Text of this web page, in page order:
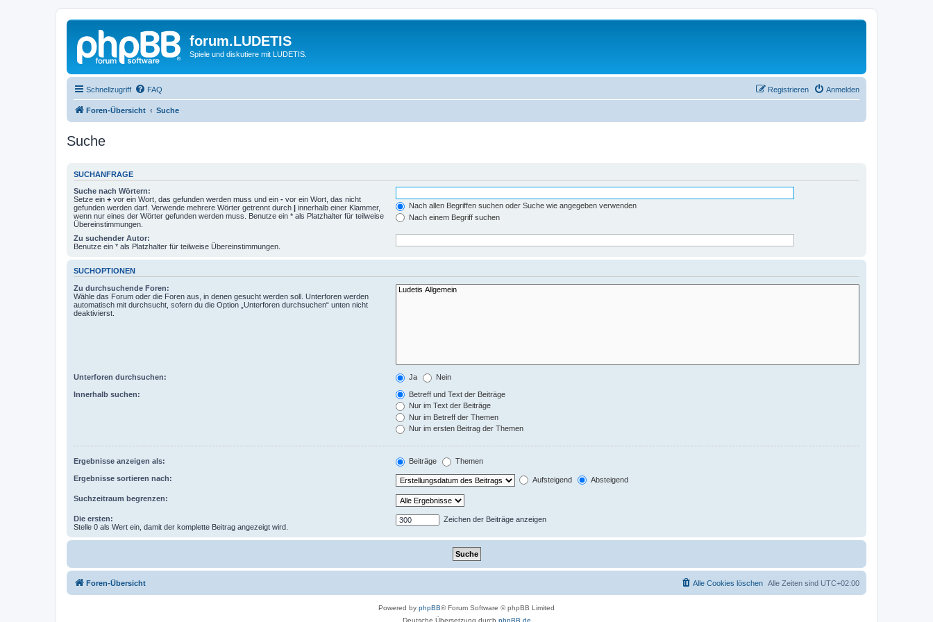
forum.LUDETIS
Spiele und diskutiere mit LUDETIS.
Schnellzugriff FAQ Anmelden
Registrieren
Foren-Übersicht Suche
Suche
SUCHANFRAGE
Suche nach Wörtern:
Setze ein + vor ein Wort, das gefunden werden muss und ein - vor ein Wort, das nicht
gefunden werden darf. Verwende mehrere Wörter getrennt durch | innerhalb einer Klammer,
wenn nur eines der Wörter gefunden werden muss. Benutze ein * als Platzhalter für teilweise
Übereinstimmungen.
Nach allen Begriffen suchen oder Suche wie angegeben verwenden
Nach einem Begriff suchen
Zu suchender Autor:
Benutze ein * als Platzhalter für teilweise Übereinstimmungen.
SUCHOPTIONEN
Zu durchsuchende Foren:
Wähle das Forum oder die Foren aus, in denen gesucht werden soll. Unterforen werden
automatisch mit durchsucht, sofern du die Option „Unterforen durchsuchen“ unten nicht
deaktivierst.
Unterforen durchsuchen: Ja Nein
Innerhalb suchen:
Betreff und Text der Beiträge
Nur im Text der Beiträge
Nur im Betreff der Themen
Nur im ersten Beitrag der Themen
Ergebnisse anzeigen als: Beiträge Themen
Ergebnisse sortieren nach: Aufsteigend Absteigend
Suchzeitraum begrenzen:
Die ersten:
Stelle 0 als Wert ein, damit der komplette Beitrag angezeigt wird.
Zeichen der Beiträge anzeigen
Foren-Übersicht Alle Zeiten sind UTC+02:00
Alle Cookies löschen
Powered by phpBB® Forum Software © phpBB Limited
Deutsche Übersetzung durch phpBB.de